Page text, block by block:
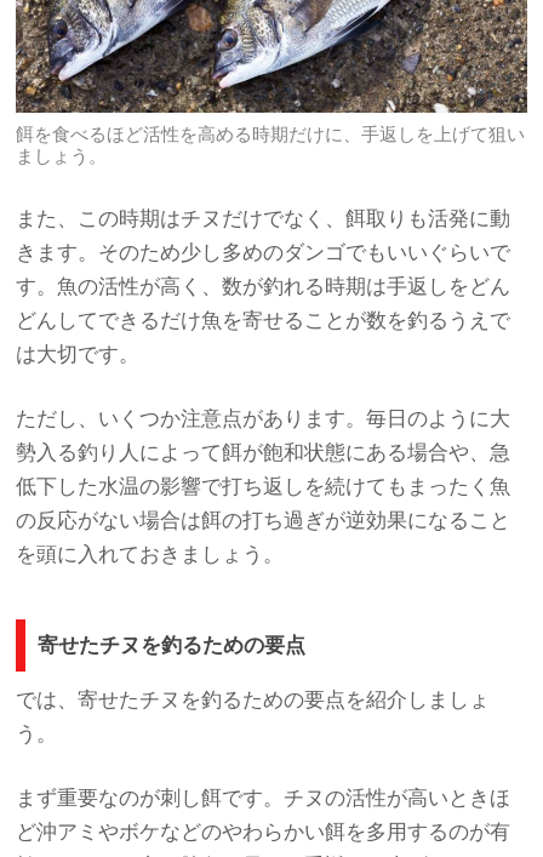
餌を食べるほど活性を高める時期だけに、手返しを上げて狙い
ましょう。
また、この時期はチヌだけでなく、餌取りも活発に動
きます。そのため少し多めのダンゴでもいいぐらいで
す。魚の活性が高く、数が釣れる時期は手返しをどん
どんしてできるだけ魚を寄せることが数を釣るうえで
は大切です。
ただし、いくつか注意点があります。毎日のように大
勢入る釣り人によって餌が飽和状態にある場合や、急
低下した水温の影響で打ち返しを続けてもまったく魚
の反応がない場合は餌の打ち過ぎが逆効果になること
を頭に入れておきましょう。
寄せたチヌを釣るための要点
では、寄せたチヌを釣るための要点を紹介しましょ
う。
まず重要なのが刺し餌です。チヌの活性が高いときほ
ど沖アミやボケなどのやわらかい餌を多用するのが有